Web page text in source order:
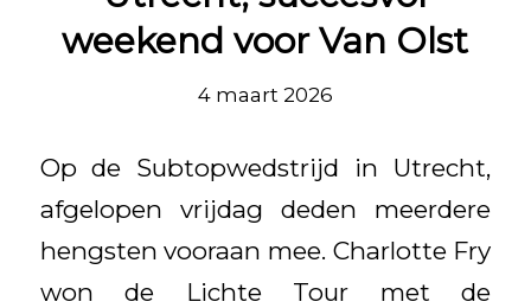
weekend voor Van Olst
4 maart 2026
Op de Subtopwedstrijd in Utrecht,
afgelopen vrijdag deden meerdere
hengsten vooraan mee. Charlotte Fry
won de Lichte Tour met de